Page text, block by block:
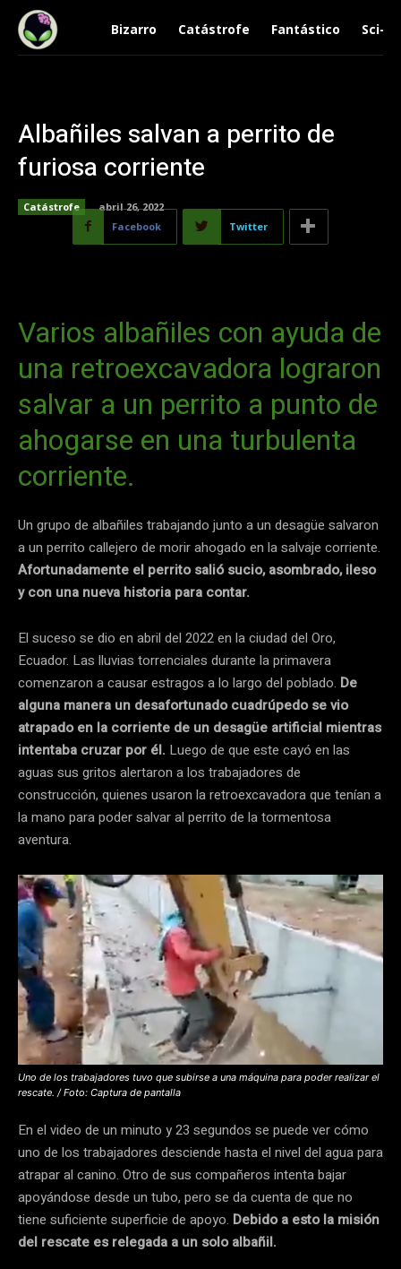
Bizarro Catástrofe Fantástico Sci-Fi
Albañiles salvan a perrito de
furiosa corriente
Catástrofe
abril 26, 2022
Facebook
Twitter
Varios albañiles con ayuda de
una retroexcavadora lograron
salvar a un perrito a punto de
ahogarse en una turbulenta
corriente.
Un grupo de albañiles trabajando junto a un desagüe salvaron
a un perrito callejero de morir ahogado en la salvaje corriente.
Afortunadamente el perrito salió sucio, asombrado, ileso
y con una nueva historia para contar.
El suceso se dio en abril del 2022 en la ciudad del Oro,
Ecuador. Las lluvias torrenciales durante la primavera
comenzaron a causar estragos a lo largo del poblado. De
alguna manera un desafortunado cuadrúpedo se vio
atrapado en la corriente de un desagüe artificial mientras
intentaba cruzar por él. Luego de que este cayó en las
aguas sus gritos alertaron a los trabajadores de
construcción, quienes usaron la retroexcavadora que tenían a
la mano para poder salvar al perrito de la tormentosa
aventura.
Uno de los trabajadores tuvo que subirse a una máquina para poder realizar el
rescate. / Foto: Captura de pantalla
En el video de un minuto y 23 segundos se puede ver cómo
uno de los trabajadores desciende hasta el nivel del agua para
atrapar al canino. Otro de sus compañeros intenta bajar
apoyándose desde un tubo, pero se da cuenta de que no
tiene suficiente superficie de apoyo. Debido a esto la misión
del rescate es relegada a un solo albañil.